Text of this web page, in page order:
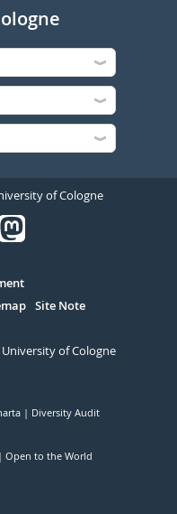
of Cologne
Site Note
of Cologne
Diversity Audit
Open to the World